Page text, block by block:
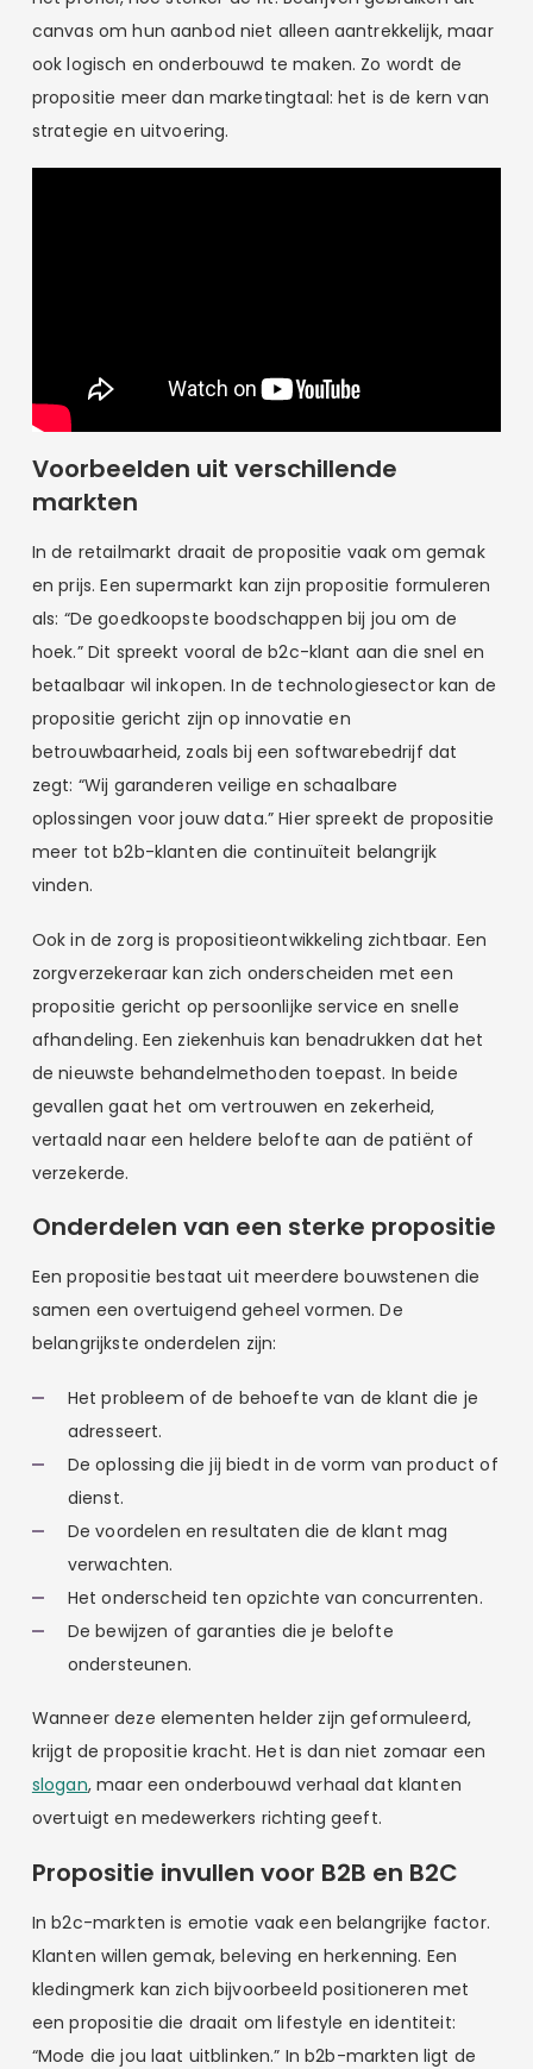
canvas om hun aanbod niet alleen aantrekkelijk, maar
ook logisch en onderbouwd te maken. Zo wordt de
propositie meer dan marketingtaal: het is de kern van
strategie en uitvoering.
Voorbeelden uit verschillende
markten
In de retailmarkt draait de propositie vaak om gemak
en prijs. Een supermarkt kan zijn propositie formuleren
als: “De goedkoopste boodschappen bij jou om de
hoek.” Dit spreekt vooral de b2c-klant aan die snel en
betaalbaar wil inkopen. In de technologiesector kan de
propositie gericht zijn op innovatie en
betrouwbaarheid, zoals bij een softwarebedrijf dat
zegt: “Wij garanderen veilige en schaalbare
oplossingen voor jouw data.” Hier spreekt de propositie
meer tot b2b-klanten die continuïteit belangrijk
vinden.
Ook in de zorg is propositieontwikkeling zichtbaar. Een
zorgverzekeraar kan zich onderscheiden met een
propositie gericht op persoonlijke service en snelle
afhandeling. Een ziekenhuis kan benadrukken dat het
de nieuwste behandelmethoden toepast. In beide
gevallen gaat het om vertrouwen en zekerheid,
vertaald naar een heldere belofte aan de patiënt of
verzekerde.
Onderdelen van een sterke propositie
Een propositie bestaat uit meerdere bouwstenen die
samen een overtuigend geheel vormen. De
belangrijkste onderdelen zijn:
Het probleem of de behoefte van de klant die je
adresseert.
De oplossing die jij biedt in de vorm van product of
dienst.
De voordelen en resultaten die de klant mag
verwachten.
Het onderscheid ten opzichte van concurrenten.
De bewijzen of garanties die je belofte
ondersteunen.
Wanneer deze elementen helder zijn geformuleerd,
krijgt de propositie kracht. Het is dan niet zomaar een
slogan, maar een onderbouwd verhaal dat klanten
overtuigt en medewerkers richting geeft.
Propositie invullen voor B2B en B2C
In b2c-markten is emotie vaak een belangrijke factor.
Klanten willen gemak, beleving en herkenning. Een
kledingmerk kan zich bijvoorbeeld positioneren met
een propositie die draait om lifestyle en identiteit:
“Mode die jou laat uitblinken.” In b2b-markten ligt de